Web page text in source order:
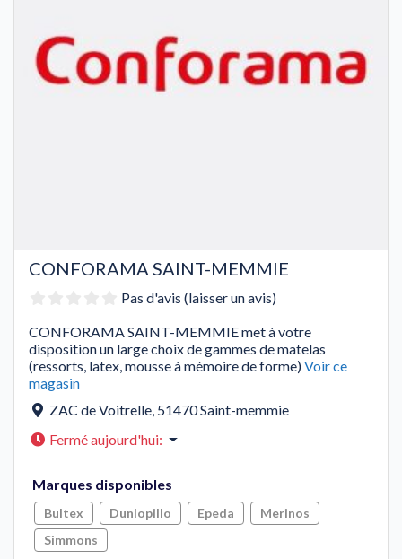
CONFORAMA SAINT-MEMMIE
Pas d'avis (laisser un avis)
CONFORAMA SAINT-MEMMIE met à votre
disposition un large choix de gammes de matelas
(ressorts, latex, mousse à mémoire de forme)Voir ce
magasin
ZAC de Voitrelle, 51470Saint-memmie
Fermé aujourd'hui:
Marques disponibles
Bultex Dunlopillo Epeda
Merinos
Simmons